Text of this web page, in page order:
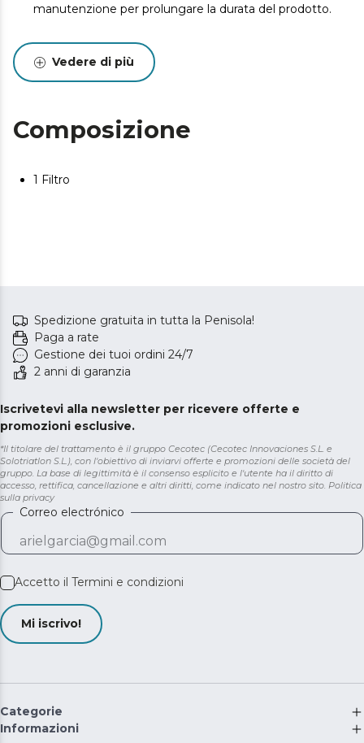
manutenzione per prolungare la durata del prodotto.
Vedere di più
Composizione
1 Filtro
Spedizione gratuita in tutta la Penisola!
Paga a rate
Gestione dei tuoi ordini 24/7
2 anni di garanzia
Iscrivetevi alla newsletter per ricevere offerte e
promozioni esclusive.
*Il titolare del trattamento è il gruppo Cecotec (Cecotec Innovaciones S.L. e
Solotriatlon S.L.), con l'obiettivo di inviarvi offerte e promozioni delle società del
gruppo. La base di legittimità è il consenso esplicito e l'utente ha il diritto di
accesso, rettifica, cancellazione e altri diritti, come indicato nel nostro sito. Politica
sulla privacy
Correo electrónico
Accetto il Termini e condizioni
Mi iscrivo!
Categorie
Informazioni